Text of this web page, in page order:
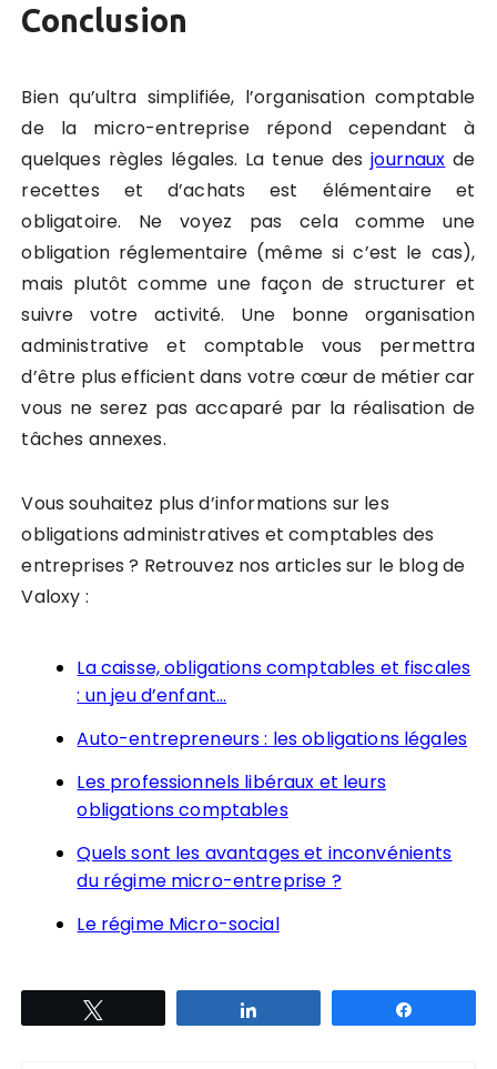
Conclusion
Bien qu’ultra simplifiée, l’organisation comptable
de la micro-entreprise répond cependant à
quelques règles légales. La tenue desjournaux de
recettes et d’achats est élémentaire et
obligatoire. Ne voyez pas cela comme une
obligation réglementaire (même si c’est le cas),
mais plutôt comme une façon de structurer et
suivre votre activité. Une bonne organisation
administrative et comptable vous permettra
d’être plus efficient dans votre cœur de métier car
vous ne serez pas accaparé par la réalisation de
tâches annexes.
Vous souhaitez plus d’informations sur les
obligations administratives et comptables des
entreprises ? Retrouvez nos articles sur le blog de
Valoxy :
La caisse, obligations comptables et fiscales
: un jeu d’enfant…
Auto-entrepreneurs : les obligations légales
Les professionnels libéraux et leurs
obligations comptables
Quels sont les avantages et inconvénients
du régime micro-entreprise ?
Le régime Micro-social